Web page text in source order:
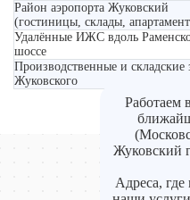
Район аэропорта Жуковский
(гостиницы, склады,
Удалённые ИЖС вдоль
шоссе
Производственные и складские
Жуковского
Работаем
Жуковский
Адреса,